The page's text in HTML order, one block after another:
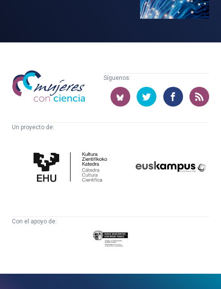
Mujeres
con
ciencia
Síguenos:
Un proyecto de:
Cultura
Científica
Con el apoyo de:
Eusko
Jaurlaritza